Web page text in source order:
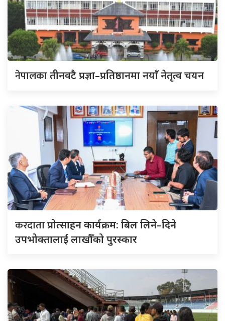
नेपालकातीनवटै प्रज्ञा–प्रतिष्ठानमा नयाँ नेतृत्व चयन
करदाताप्रोत्साहन कार्यक्रम: बिल लिने–दिने
उपभोक्तालाई लाखौँको पुरस्कार